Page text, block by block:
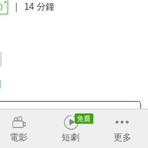
14 分鐘
電影 短劇 更多